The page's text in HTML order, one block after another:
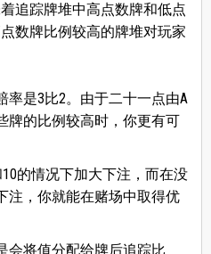
追踪牌堆中高点数牌和低点
数牌比例较高的牌堆对玩家
率是3比2。由于二十一点由A
牌的比例较高时，你更有可
的情况下加大下注，而在没
注，你就能在赌场中取得优
会将值分配给牌后追踪比